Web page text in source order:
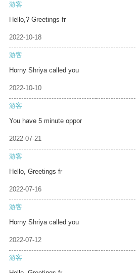
游客
Hello,? Greetings fr
2022-10-18
游客
Horny Shriya called you
2022-10-10
游客
You have 5 minute oppor
2022-07-21
游客
Hello, Greetings fr
2022-07-16
游客
Horny Shriya called you
2022-07-12
游客